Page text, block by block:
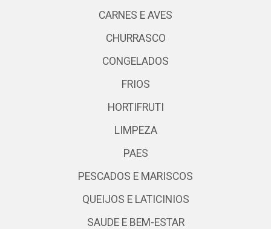
CARNES E AVES
CHURRASCO
CONGELADOS
FRIOS
HORTIFRUTI
LIMPEZA
PAES
PESCADOS E MARISCOS
QUEIJOS E LATICINIOS
SAUDE E BEM-ESTAR